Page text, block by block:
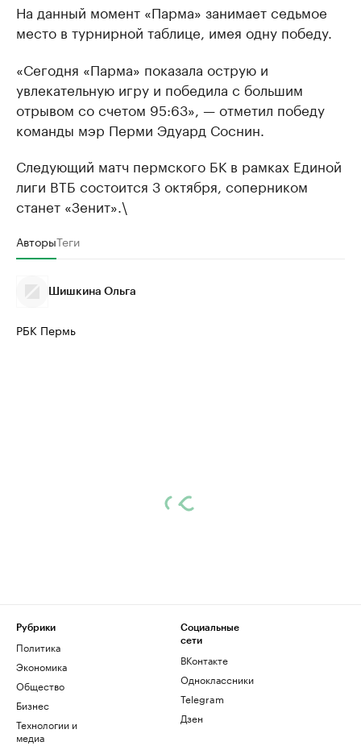
На данный момент «Парма» занимает седьмое
место в турнирной таблице, имея одну победу.
«Сегодня «Парма» показала острую и
увлекательную игру и победила с большим
отрывом со счетом 95:63», — отметил победу
команды мэр Перми Эдуард Соснин.
Следующий матч пермского БК в рамках Единой
лиги ВТБ состоится 3 октября, соперником
станет «Зенит».\
АвторыТеги
Шишкина Ольга
РБК Пермь
Рубрики
Политика
Экономика
Общество
Бизнес
Технологии и
медиа
Социальные
сети
ВКонтакте
Одноклассники
Telegram
Дзен